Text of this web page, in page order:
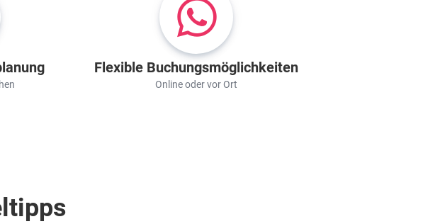
Flexible Buchungsmöglichkeiten
Online oder vor Ort